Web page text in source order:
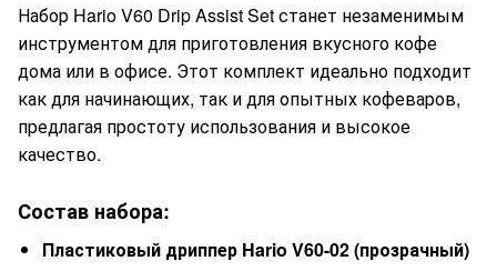
Набор Hario V60 Drip Assist Set станет незаменимым
инструментом для приготовления вкусного кофе
дома или в офисе. Этот комплект идеально подходит
как для начинающих, так и для опытных кофеваров,
предлагая простоту использования и высокое
качество.
Состав набора:
Пластиковый дриппер Hario V60-02 (прозрачный)